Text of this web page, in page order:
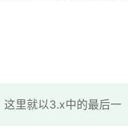
里就以3.x中的最后一